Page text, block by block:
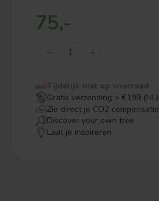
75,-
Tijdelijk niet op voorraad
Gratis verzending > €199 (NL)
Zie direct je CO2 compensatie
Discover your own tree
Laat je inspireren